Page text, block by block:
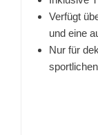
Verfügt
und eine
Nur für